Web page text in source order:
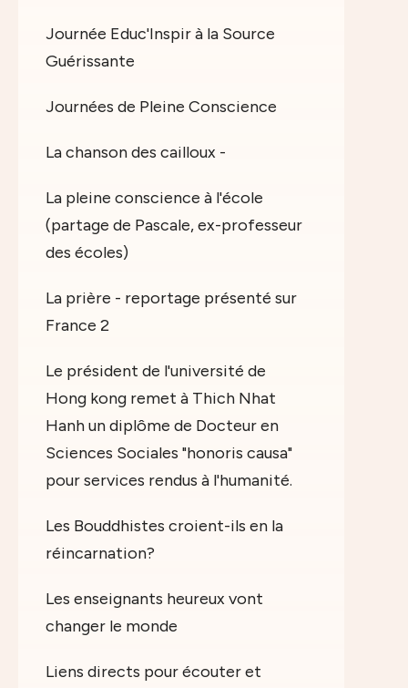
Journée Educ'Inspir à la Source
Guérissante
Journées de Pleine Conscience
La chanson des cailloux -
La pleine conscience à l'école
(partage de Pascale, ex-professeur
des écoles)
La prière - reportage présenté sur
France 2
Le président de l'université de
Hong kong remet à Thich Nhat
Hanh un diplôme de Docteur en
Sciences Sociales "honoris causa"
pour services rendus à l'humanité.
Les Bouddhistes croient-ils en la
réincarnation?
Les enseignants heureux vont
changer le monde
Liens directs pour écouter et